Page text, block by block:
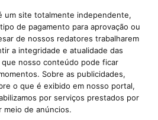
um site totalmente independente,
de pagamento para aprovação ou
de nossos redatores trabalharem
a integridade e atualidade das
nosso conteúdo pode ficar
Sobre as publicidades,
o que é exibido em nosso portal,
por serviços prestados por
de anúncios.